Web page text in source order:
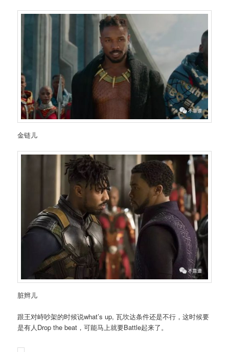
金链儿
脏辫儿
跟王对峙吵架的时候说what’s up, 瓦坎达条件还是不行，这时候要
是有人Drop the beat，可能马上就要Battle起来了。